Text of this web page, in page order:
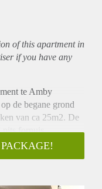
of this apartmentin
if you have any
te Amby
de begane grond
van ca 25m2. De
pits fornuis,
twee kleine
met douche,